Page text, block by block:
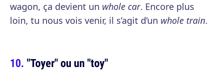
wagon, ça devient un whole car. Encore plus
loin, tu nous vois venir, il s’agit d’un whole train.
"Toyer" ou un "toy"